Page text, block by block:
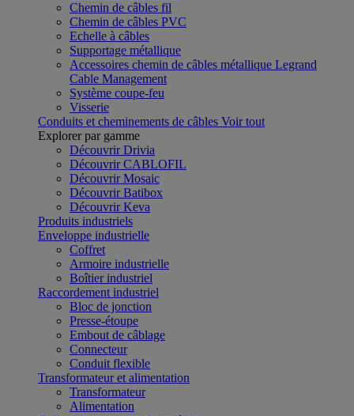
Chemin de câbles fil
Chemin de câbles PVC
Echelle à câbles
Supportage métallique
Accessoires chemin de câbles métallique Legrand
Cable Management
Système coupe-feu
Visserie
Conduits et cheminements de câbles Voir tout
Explorer par gamme
Découvrir Drivia
Découvrir CABLOFIL
Découvrir Mosaic
Découvrir Batibox
Découvrir Keva
Produits industriels
Enveloppe industrielle
Coffret
Armoire industrielle
Boîtier industriel
Raccordement industriel
Bloc de jonction
Presse-étoupe
Embout de câblage
Connecteur
Conduit flexible
Transformateur et alimentation
Transformateur
Alimentation